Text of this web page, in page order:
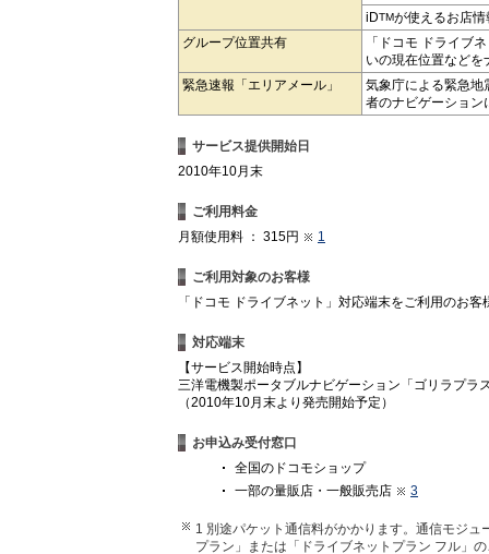
iDTMが使えるお店情
グループ位置共有
「ドコモ ドライブ
いの現在位置などを
緊急速報「エリアメール」
気象庁による緊急地
者のナビゲーション
サービス提供開始日
2010年10月末
ご利用料金
月額使用料 ： 315円
1
ご利用対象のお客様
「ドコモ ドライブネット」対応端末をご利用のお客
対応端末
【サービス開始時点】
三洋電機製ポータブルナビゲーション「ゴリラプラ
（2010年10月末より発売開始予定）
お申込み受付窓口
全国のドコモショップ
一部の量販店・一般販売店
3
1 別途パケット通信料がかかります。通信モジ
プラン」または「ドライブネットプラン フル」